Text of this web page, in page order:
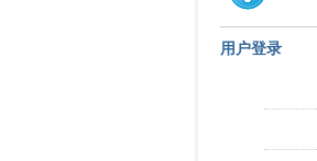
用户登录